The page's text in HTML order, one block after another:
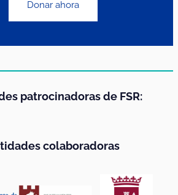
Donar ahora
patrocinadoras de FSR:
colaboradoras